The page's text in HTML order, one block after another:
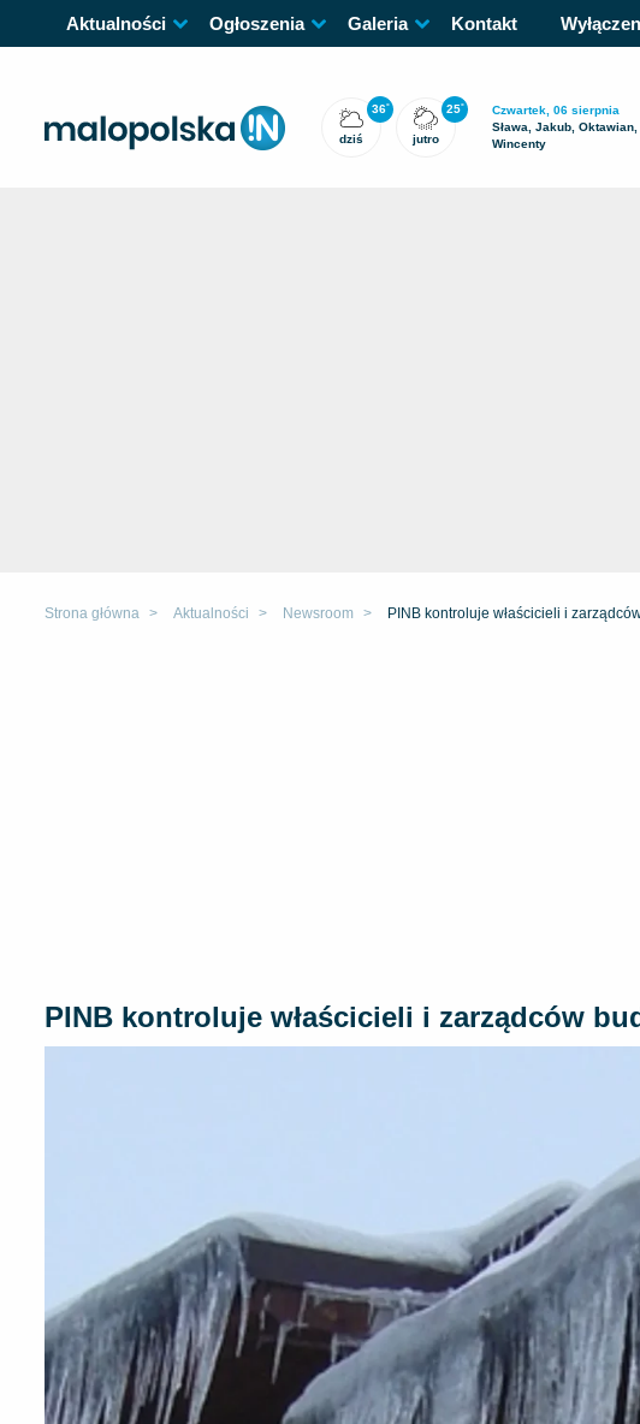
Aktualności Ogłoszenia Galeria Kontakt
36°
dziś
25°
jutro
Czwartek, 06 sierpnia
Sława, Jakub, Oktawian,
Wincenty
Strona główna Aktualności Newsroom PINB kontroluje właścicieli i
PINB kontroluje właścicieli i zarządców